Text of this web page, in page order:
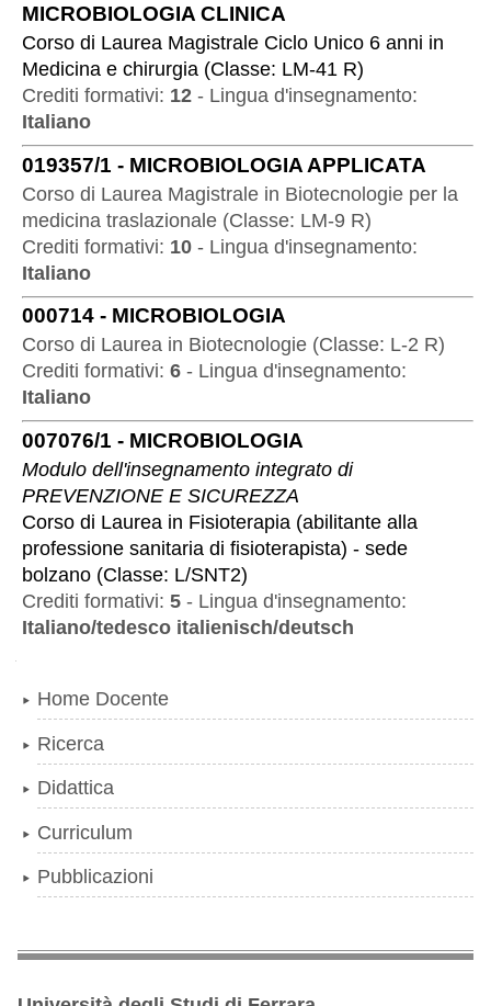
MICROBIOLOGIA CLINICA
Corso di Laurea Magistrale Ciclo Unico 6 anni in
Medicina e chirurgia(Classe: LM-41 R)
Crediti formativi: 12- Lingua d'insegnamento:
Italiano
019357/1 - MICROBIOLOGIA APPLICATA
Corso di Laurea Magistralein Biotecnologie per la
medicina traslazionale(Classe: LM-9 R)
Crediti formativi: 10- Lingua d'insegnamento:
Italiano
000714- MICROBIOLOGIA
Corso di Laureain Biotecnologie(Classe: L-2 R)
Crediti formativi: 6- Lingua d'insegnamento:
Italiano
007076/1 - MICROBIOLOGIA
Modulo dell'insegnamento integrato di
PREVENZIONE E SICUREZZA
Corso di Laureain Fisioterapia (abilitante alla
professione sanitaria di fisioterapista) - sede
bolzano(Classe: L/SNT2)
Crediti formativi: 5- Lingua d'insegnamento:
Italiano/tedesco italienisch/deutsch
Home Docente
Ricerca
Didattica
Curriculum
Pubblicazioni